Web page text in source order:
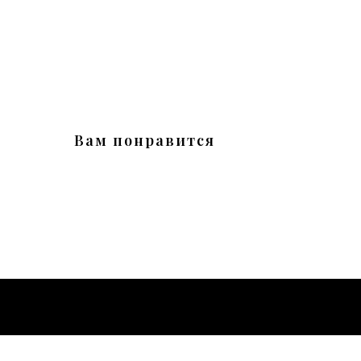
Вам понравится